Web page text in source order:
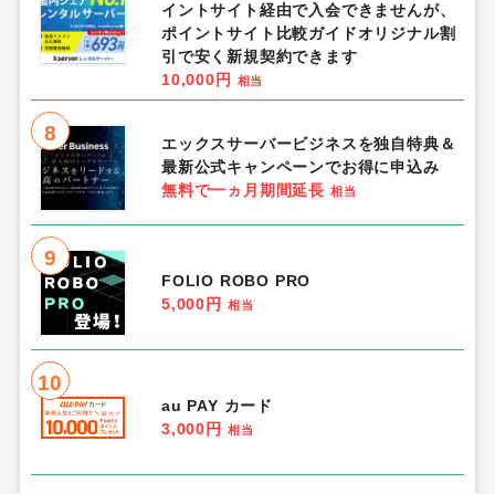
イントサイト経由で入会できませんが、
ポイントサイト比較ガイドオリジナル割
引で安く新規契約できます
10,000円
相当
8
エックスサーバービジネスを独自特典＆
最新公式キャンペーンでお得に申込み
無料で一ヵ月期間延長 相当
9
FOLIO ROBO PRO
5,000円
相当
10
au PAY カード
3,000円
相当